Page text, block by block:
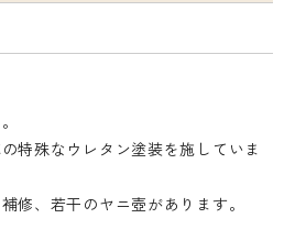
特殊なウレタン塗装を施していま
修、若干のヤニ壺があります。